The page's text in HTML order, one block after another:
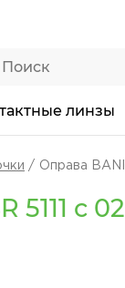
линзы
Оправа
5111 c 02